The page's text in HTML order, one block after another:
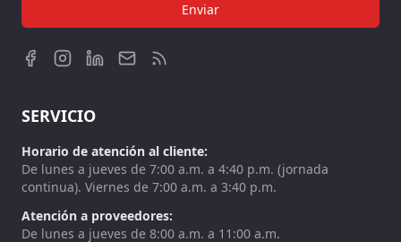
Enviar
SERVICIO
Horario de atención al cliente:
De lunes a jueves de 7:00 a.m. a 4:40 p.m. (jornada
continua). Viernes de 7:00 a.m. a 3:40 p.m.
Atención a proveedores:
De lunes a jueves de 8:00 a.m. a 11:00 a.m.